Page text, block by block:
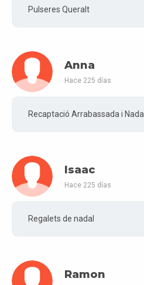
Pulseres Queralt
Anna
Hace 225 días
Recaptació Arrabassada i Nadal
Isaac
Hace 225 días
Regalets de nadal
Ramon